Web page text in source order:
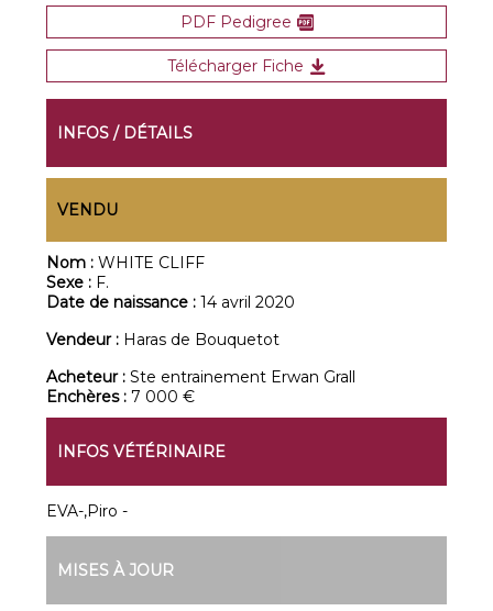
PDF Pedigree
Télécharger Fiche
INFOS / DÉTAILS
VENDU
Nom :WHITE CLIFF
Sexe : F.
Date de naissance :14 avril 2020
Vendeur : Haras de Bouquetot
Acheteur :Ste entrainement Erwan Grall
Enchères :7 000 €
INFOS VÉTÉRINAIRE
EVA-,Piro -
MISES À JOUR